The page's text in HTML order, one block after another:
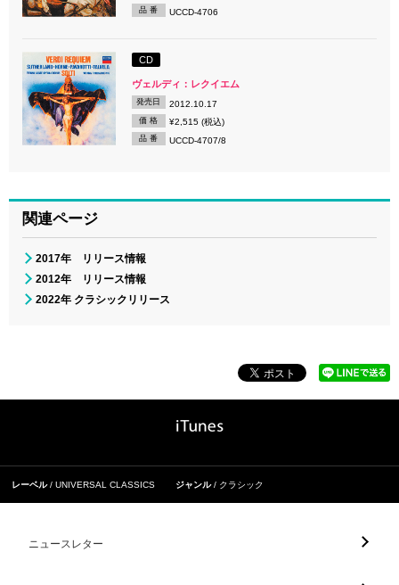
品 番 UCCD-4706
CD
ヴェルディ：レクイエム
発売日 2012.10.17
価 格 ¥2,515 (税込)
品 番 UCCD-4707/8
関連ページ
2017年 リリース情報
2012年 リリース情報
2022年 クラシックリリース
レーベル UNIVERSAL CLASSICS ジャンル クラシック
ニュースレター